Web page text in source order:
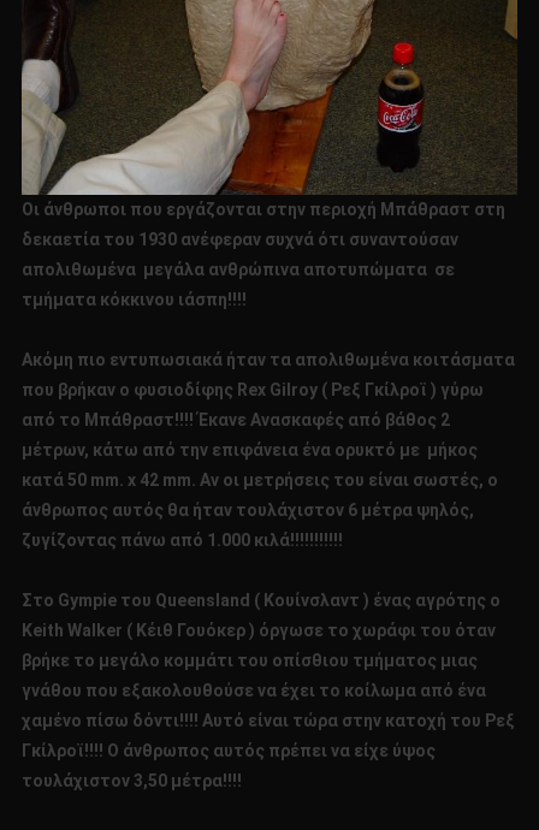
Οι άνθρωποι που εργάζονται στην περιοχή Μπάθραστ στη
δεκαετία του 1930 ανέφεραν συχνά ότι συναντούσαν
απολιθωμένα μεγάλα ανθρώπινα αποτυπώματα σε
τμήματα κόκκινου ιάσπη!!!!
Ακόμη πιο εντυπωσιακά ήταν τα απολιθωμένα κοιτάσματα
που βρήκαν ο φυσιοδίφης Rex Gilroy ( Ρεξ Γκίλροϊ ) γύρω
από το Μπάθραστ!!!! Έκανε Ανασκαφές από βάθος 2
μέτρων, κάτω από την επιφάνεια ένα ορυκτό με μήκος
κατά 50 mm. x 42 mm. Αν οι μετρήσεις του είναι σωστές, ο
άνθρωπος αυτός θα ήταν τουλάχιστον 6 μέτρα ψηλός,
ζυγίζοντας πάνω από 1.000 κιλά!!!!!!!!!!!
Στο Gympie του Queensland ( Κουίνσλαντ ) ένας αγρότης ο
Keith Walker ( Κέιθ Γουόκερ ) όργωσε το χωράφι του όταν
βρήκε το μεγάλο κομμάτι του οπίσθιου τμήματος μιας
γνάθου που εξακολουθούσε να έχει το κοίλωμα από ένα
χαμένο πίσω δόντι!!!! Αυτό είναι τώρα στην κατοχή του Ρεξ
Γκίλροϊ!!!! Ο άνθρωπος αυτός πρέπει να είχε ύψος
τουλάχιστον 3,50 μέτρα!!!!